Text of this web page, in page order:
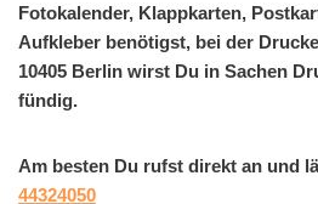
Fotokalender, Klappkarten,
Aufkleber benötigst, bei der
10405 Berlin wirst Du in Sachen
fündig.
Am besten Du rufst direkt an und
44324050